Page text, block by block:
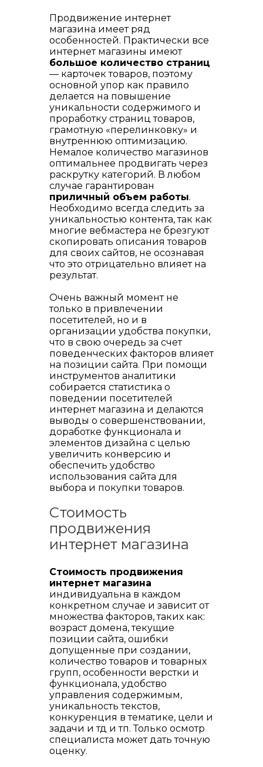
Продвижение интернет
магазина имеет ряд
особенностей. Практически все
интернет магазины имеют
большое количество страниц
— карточек товаров, поэтому
основной упор как правило
делается на повышение
уникальности содержимого и
проработку страниц товаров,
грамотную «перелинковку» и
внутреннюю оптимизацию.
Немалое количество магазинов
оптимальнее продвигать через
раскрутку категорий. В любом
случае гарантирован
приличный объем работы.
Необходимо всегда следить за
уникальностью контента, так как
многие вебмастера не брезгуют
скопировать описания товаров
для своих сайтов, не осознавая
что это отрицательно влияет на
результат.
Очень важный момент не
только в привлечении
посетителей, но и в
организации удобства покупки,
что в свою очередь за счет
поведенческих факторов влияет
на позиции сайта. При помощи
инструментов аналитики
собирается статистика о
поведении посетителей
интернет магазина и делаются
выводы о совершенствовании,
доработке функционала и
элементов дизайна с целью
увеличить конверсию и
обеспечить удобство
использования сайта для
выбора и покупки товаров.
Стоимость
продвижения
интернет магазина
Стоимость продвижения
интернет магазина
индивидуальна в каждом
конкретном случае и зависит от
множества факторов, таких как:
возраст домена, текущие
позиции сайта, ошибки
допущенные при создании,
количество товаров и товарных
групп, особенности верстки и
функционала, удобство
управления содержимым,
уникальность текстов,
конкуренция в тематике, цели и
задачи и тд и тп. Только осмотр
специалиста может дать точную
оценку.